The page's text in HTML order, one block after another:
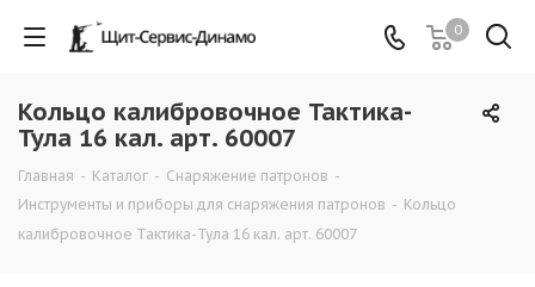
0
Кольцо калибровочное Тактика-
Тула 16 кал. арт. 60007
Главная - Каталог - Снаряжение патронов -
Инструменты и приборы для снаряжения патронов - Кольцо
калибровочное Тактика-Тула 16 кал. арт. 60007